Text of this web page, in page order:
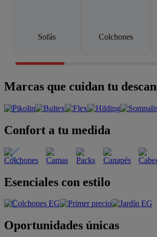
Sofás Colchones
Marcas que cuidan tu
Confort a tu medida
Esenciales con estilo
Oportunidades únicas